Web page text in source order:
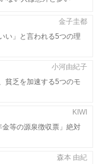
い」と言われる5つの理
金子圭都
貧乏を加速する5つのモ
小河由紀子
等の源泉徴収票」絶対
KIWI
森本 由紀